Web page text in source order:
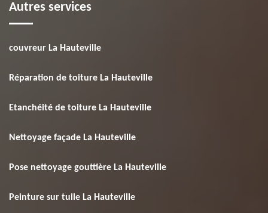
Autres services
couvreur La Hauteville
Réparation de toiture La Hauteville
Etanchéité de toiture La Hauteville
Nettoyage façade La Hauteville
Pose nettoyage gouttière La Hauteville
Peinture sur tuile La Hauteville